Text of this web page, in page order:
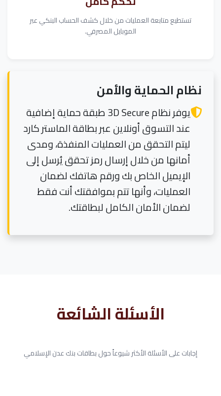
تستطيع متابعة العمليات من خلال كشف الحساب البنكي عبر
الموبايل المصرفي.
نظام الحماية والأمن
يوفر نظام 3D Secure طبقة حماية إضافية
عند التسوق أونلاين عبر بطاقة الماستر كارد
ليتم التحقق من العمليات المنفذة، ومدى
أمانها من خلال إرسال رمز تحقق يُرسل إلى
الإيميل الخاص بك ورقم هاتفك لضمان
العمليات، وأنها تتم بموافقتك أنت فقط
لضمان الأمان الكامل لبطاقتك.
الأسئلة الشائعة
إجابات على الأسئلة الأكثر شيوعاً حول بطاقات بنك عدن الإسلامي